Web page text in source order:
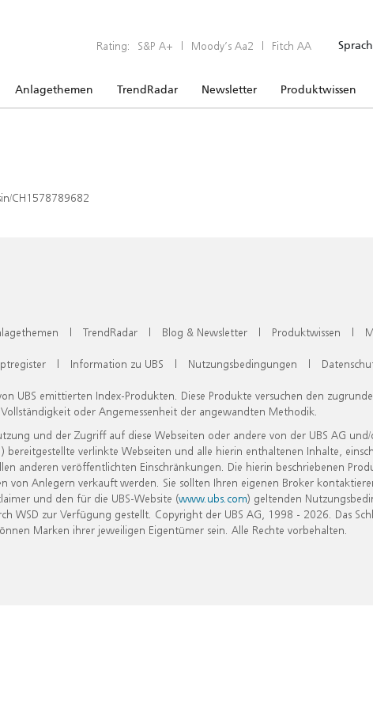
Rating: S&P A+ | Moody’s Aa2 | Fitch AA
Anlagethemen TrendRadar Newsletter Produktwissen
CH1578789682
| TrendRadar | Blog & Newsletter | Produktwissen |
| Information zu UBS | Nutzungsbedingungen |
UBS emittierten Index-Produkten. Diese Produkte versuchen den
oder Angemessenheit der angewandten Methodik.
und der Zugriff auf diese Webseiten oder andere von der UBS AG
verlinkte Webseiten und alle hierin enthaltenen Inhalte,
anderen veröffentlichten Einschränkungen. Die hierin beschriebenen
Anlegern verkauft werden. Sie sollten Ihren eigenen Broker
und den für die UBS-Website (www.ubs.com) geltenden
zur Verfügung gestellt. Copyright der UBS AG, 1998 - 2026. Das
Marken ihrer jeweiligen Eigentümer sein. Alle Rechte vorbehalten.